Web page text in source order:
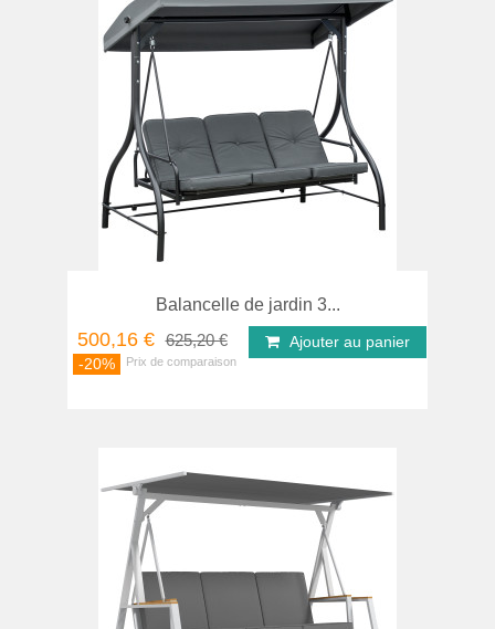
Balancelle de jardin 3...
500,16 € 625,20 €
-20%
Ajouter au panier